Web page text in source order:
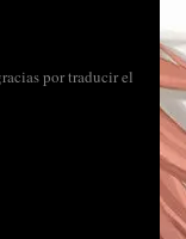
por traducir el